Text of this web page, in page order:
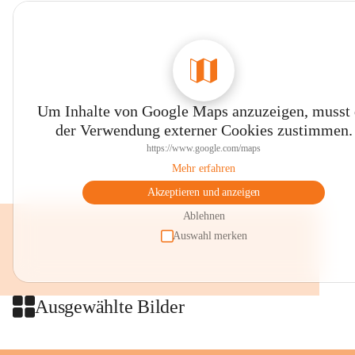
Um Inhalte von Google Maps anzuzeigen, musst
der Verwendung externer Cookies zustimmen.
https://www.google.com/maps
Mehr erfahren
Akzeptieren und anzeigen
Ablehnen
Auswahl merken
Ausgewählte Bilder